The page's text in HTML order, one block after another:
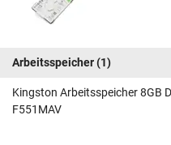
Arbeitsspeicher(1)
Kingston Arbeitsspeicher 8GB
F551MAV